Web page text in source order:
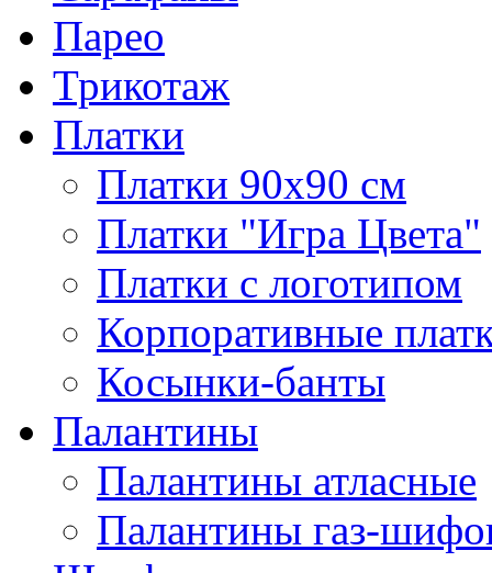
Парео
Трикотаж
Платки
Платки 90х90 см
Платки "Игра Цвета"
Платки с логотипом
Корпоративные
Косынки-банты
Палантины
Палантины атласные
Палантины газ-